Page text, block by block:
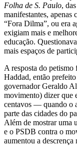
Folha de S. Paulo,
manifestantes,
“Fora Dilma”, ou era
exigiam mais e
educação.
mais espaços de
A resposta do
Haddad, então
governador Geraldo
movimento) dizer que
centavos — quando o
parte das cidades do
Além de mostrar uma
e o PSDB contra o
aumentou a